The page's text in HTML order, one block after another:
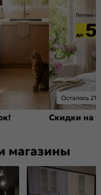
Осталось 21
Скидки на
магазины